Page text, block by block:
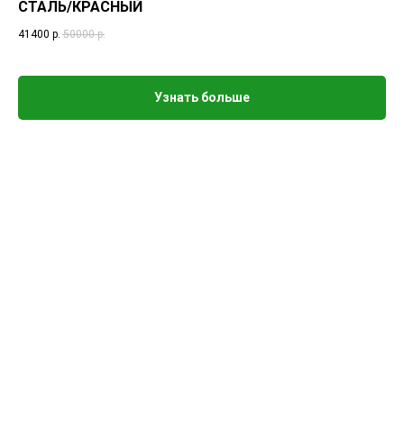
СТАЛЬ/КРАСНЫЙ
41400 р. 50000 р.
Узнать больше